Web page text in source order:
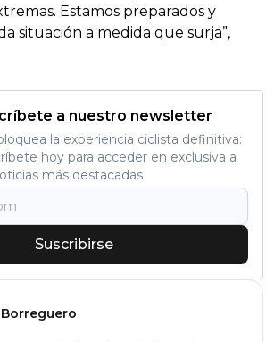
Estamos preparados y
situación a medida que surja”,
a nuestro newsletter
la experiencia ciclista definitiva:
hoy para acceder en exclusiva a
más destacadas
Suscribirse